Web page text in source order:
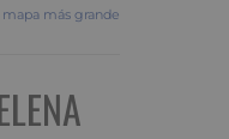
mapa más grande